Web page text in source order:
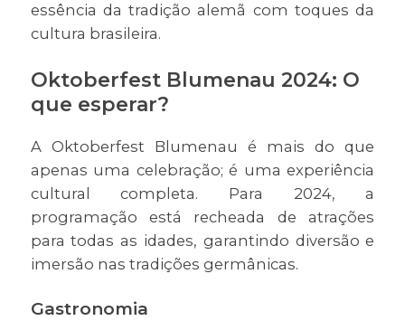
essência da tradição alemã com toques da
cultura brasileira.
Oktoberfest Blumenau 2024: O
que esperar?
A Oktoberfest Blumenau é mais do que
apenas uma celebração; é uma experiência
cultural completa. Para 2024, a
programação está recheada de atrações
para todas as idades, garantindo diversão e
imersão nas tradições germânicas.
Gastronomia